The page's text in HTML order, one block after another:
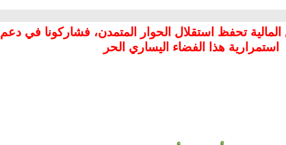
المالية تحفظ استقلال الحوار المتمدن، فشاركونا في دعم
استمرارية هذا الفضاء اليساري الحر